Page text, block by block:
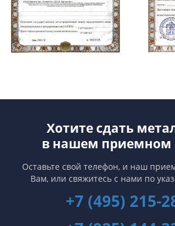
Хотите сдать
в нашем приемном
Оставьте свой телефон, и наш
Вам, или свяжитесь с нами по
+7 (495) 215-